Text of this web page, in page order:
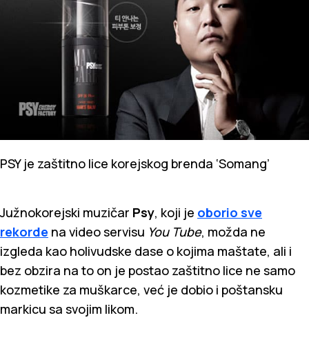
PSY je zaštitno lice korejskog brenda ‘Somang’
Južnokorejski muzičar Psy, koji je oborio sve
rekorde na video servisu You Tube, možda ne
izgleda kao holivudske dase o kojima maštate, ali i
bez obzira na to on je postao zaštitno lice ne samo
kozmetike za muškarce, već je dobio i poštansku
markicu sa svojim likom.